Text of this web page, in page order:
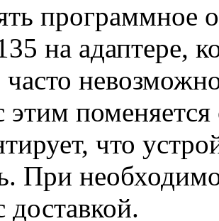
программное
на адаптере,
этим
что
При